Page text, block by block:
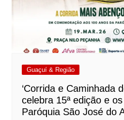
Guaçuí & Região
‘Corrida e Caminhada
celebra 15ª edição e
Paróquia São José do